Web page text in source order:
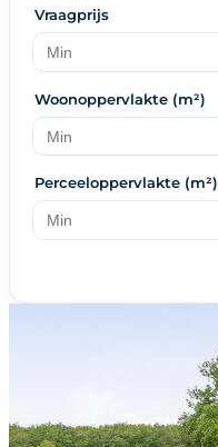
Vraagprijs
Woonoppervlakte (m²)
Perceeloppervlakte (m²)